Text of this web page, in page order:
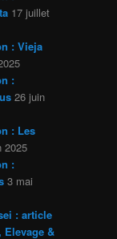
17 juillet
: Vieja
:
26 juin
: Les
2025
:
3 mai
: article
Elevage &